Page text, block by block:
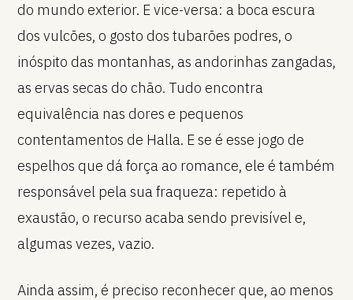
do mundo exterior. E vice-versa: a boca escura
dos vulcões, o gosto dos tubarões podres, o
inóspito das montanhas, as andorinhas zangadas,
as ervas secas do chão. Tudo encontra
equivalência nas dores e pequenos
contentamentos de Halla. E se é esse jogo de
espelhos que dá força ao romance, ele é também
responsável pela sua fraqueza: repetido à
exaustão, o recurso acaba sendo previsível e,
algumas vezes, vazio.
Ainda assim, é preciso reconhecer que, ao menos